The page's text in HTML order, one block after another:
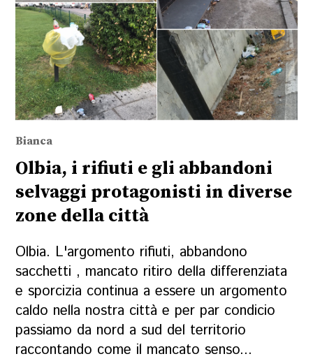
Bianca
Olbia, i rifiuti e gli abbandoni
selvaggi protagonisti in diverse
zone della città
Olbia. L'argomento rifiuti, abbandono
sacchetti , mancato ritiro della differenziata
e sporcizia continua a essere un argomento
caldo nella nostra città e per par condicio
passiamo da nord a sud del territorio
raccontando come il mancato senso...